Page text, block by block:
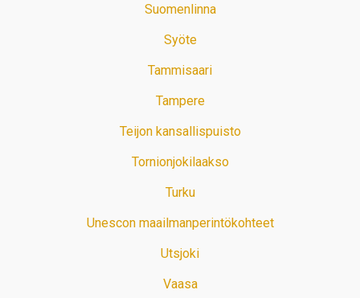
Suomenlinna
Syöte
Tammisaari
Tampere
Teijon kansallispuisto
Tornionjokilaakso
Turku
Unescon maailmanperintökohteet
Utsjoki
Vaasa